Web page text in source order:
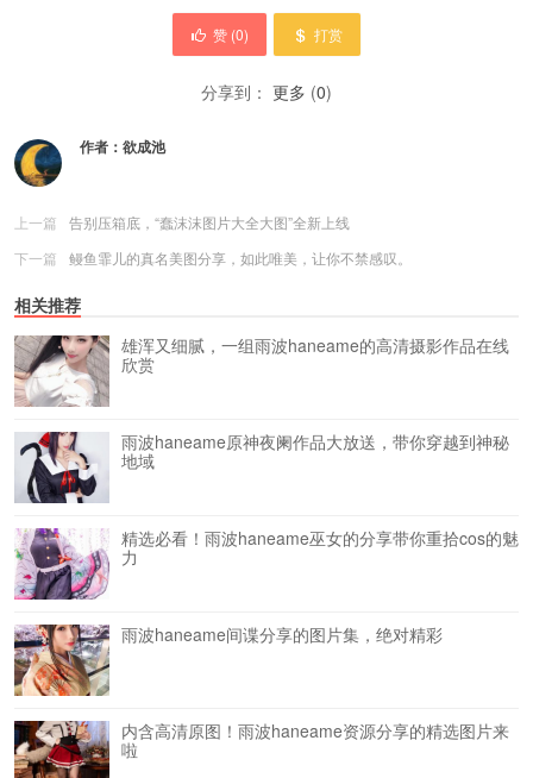
赞 (0) 打赏
分享到： 更多 (0)
作者： 欲成池
上一篇
告别压箱底，“蠢沫沫图片大全大图”全新上线
下一篇
鳗鱼霏儿的真名美图分享，如此唯美，让你不禁感叹。
相关推荐
雄浑又细腻，一组雨波haneame的高清摄影作品在线
欣赏
雨波haneame原神夜阑作品大放送，带你穿越到神秘
地域
精选必看！雨波haneame巫女的分享带你重拾cos的魅
力
雨波haneame间谍分享的图片集，绝对精彩
内含高清原图！雨波haneame资源分享的精选图片来
啦